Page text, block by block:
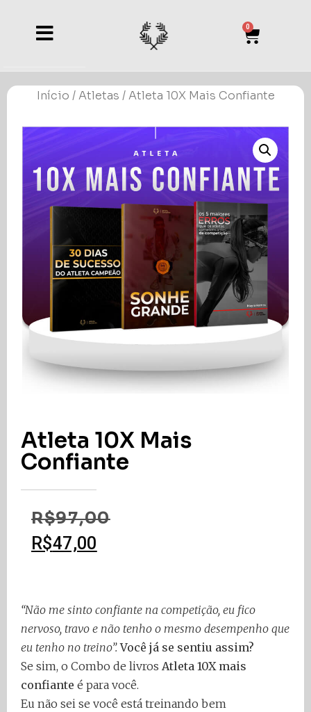
0
Início /Atletas / Atleta 10X Mais Confiante
Atleta 10X Mais
Confiante
R$97,00
R$47,00
“Não me sinto confiante na competição, eu fico
nervoso, travo e não tenho o mesmo desempenho que
eu tenho no treino”.Você já se sentiu assim?
Se sim, o Combo de livros Atleta 10X mais
confiante é para você.
Eu não sei se você está treinando bem